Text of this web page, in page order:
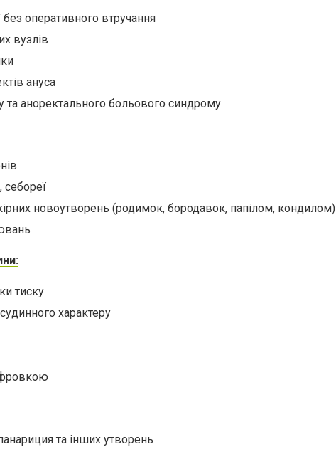
оперативного втручання
вузлів
ануса
та аноректального больового синдрому
себореї
новоутворень (родимок, бородавок, папілом, кондилом)
тиску
характеру
та інших утворень